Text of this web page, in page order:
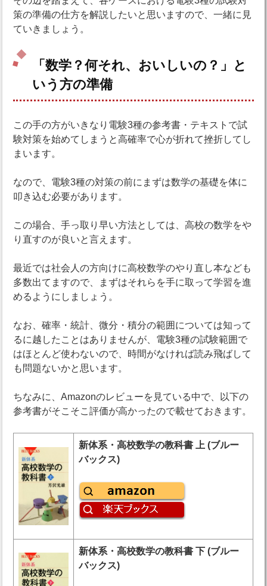
策の準備の仕方を解説したいと思いますので、一緒に見
ていきましょう。
「数学？何それ、おいしいの？」と
いう方の準備
この手の方がいきなり電験3種の参考書・テキストで試
験対策を始めてしまうと高確率で心が折れて挫折してし
まいます。
なので、電験3種の対策の前にまずは数学の基礎を体に
叩き込む必要があります。
この場合、手っ取り早い方法としては、高校の数学をや
り直すのが良いと言えます。
最近では社会人の方向けに高校数学のやり直し本なども
多数出てますので、まずはそれらを手に取って学習を進
めるようにしましょう。
なお、確率・統計、微分・積分の範囲については知って
るに越したことはありませんが、電験3種の試験範囲で
はほとんど使わないので、時間がなければ読み飛ばして
も問題ないかと思います。
ちなみに、Amazonのレビューを見ている中で、以下の
参考書がそこそこ評価が高かったので載せておきます。
新体系・高校数学の教科書 上 (ブルー
バックス)
新体系・高校数学の教科書 下 (ブルー
バックス)